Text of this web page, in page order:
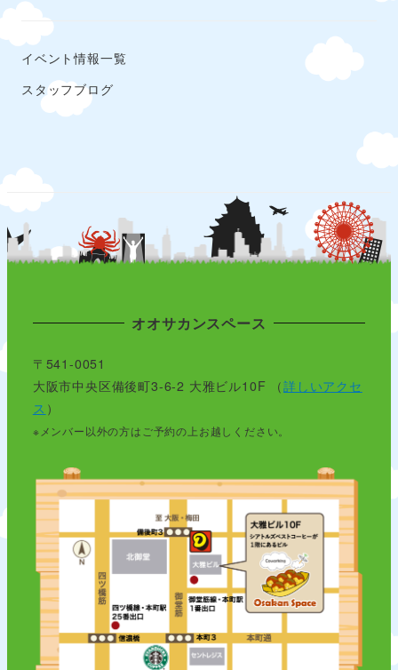
イベント情報一覧
スタッフブログ
オオサカンスペース
〒541-0051
大阪市中央区備後町3-6-2 大雅ビル10F （詳しいアクセ
ス ）
※メンバー以外の方はご予約の上お越しください。